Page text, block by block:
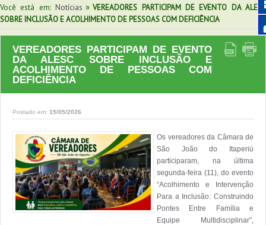
Você está em: Notícias » VEREADORES PARTICIPAM DE EVENTO DA ALESC
SOBRE INCLUSÃO E ACOLHIMENTO DE PESSOAS COM DEFICIÊNCIA
VEREADORES PARTICIPAM DE EVENTO
DA ALESC SOBRE INCLUSÃO E
ACOLHIMENTO DE PESSOAS COM
DEFICIÊNCIA
Postado em: 15/05/2026
Os vereadores da Câmara de
São João do Itaperiú
participaram, na última
segunda-feira (11), do evento
“Acolhimento e Intervenção
Para a Inclusão: Construindo
Pontes Entre Família e
Equipe Multidisciplinar”,